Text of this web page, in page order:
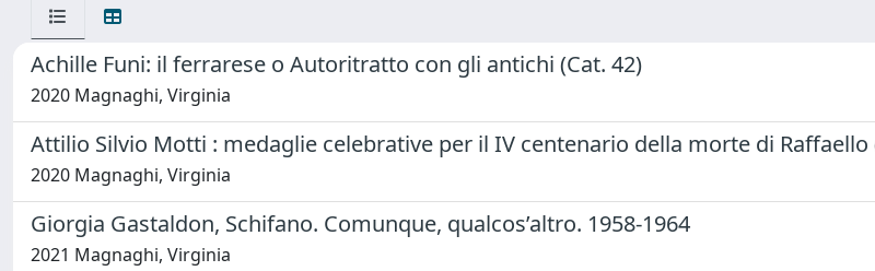
Achille Funi: il ferrarese o Autoritratto con gli antichi (Cat. 42)
2020 Magnaghi, Virginia
Attilio Silvio Motti : medaglie celebrative per il IV centenario della morte di Raffaello
2020 Magnaghi, Virginia
Giorgia Gastaldon, Schifano. Comunque, qualcos’altro. 1958-1964
2021 Magnaghi, Virginia